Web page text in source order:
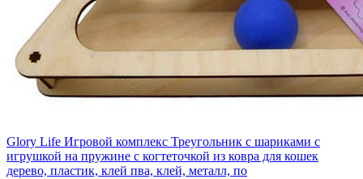
Glory Life Игровой комплекс Треугольник с шариками c
игрушкой на пружине c когтеточкой из ковра для кошек
дерево, пластик, клей пва, клей, металл, по